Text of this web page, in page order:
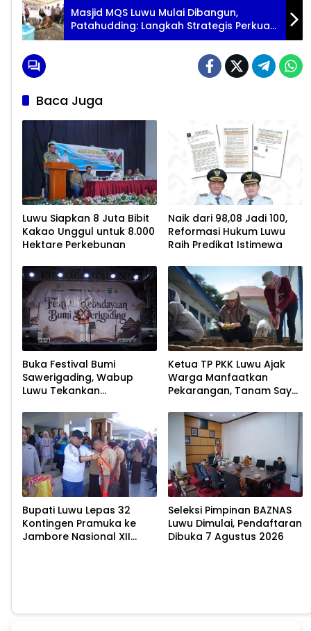
Masjid MQS Luwu Mulai Dibangun,
Patahudding: Langkah Strategis Perkuat
Pendidikan Keagamaan
Baca Juga
Luwu Siapkan 8 Juta Bibit
Kakao Unggul untuk 8.000
Hektare Perkebunan
Naik dari 98,08 Jadi 100,
Reformasi Hukum Luwu
Raih Predikat Istimewa
Buka Festival Bumi
Sawerigading, Wabup
Luwu Tekankan
Ketua TP PKK Luwu Ajak
Warga Manfaatkan
Pekarangan, Tanam Sayur
Bupati Luwu Lepas 32
Kontingen Pramuka ke
Jambore Nasional XII
Seleksi Pimpinan BAZNAS
Luwu Dimulai, Pendaftaran
Dibuka 7 Agustus 2026